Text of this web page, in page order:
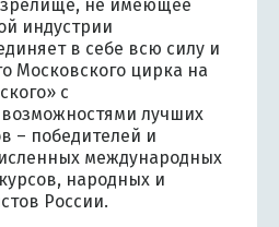
зрелище, не имеющее
индустрии
в себе всю силу и
Московского цирка на
с
лучших
– победителей и
международных
народных и
России.